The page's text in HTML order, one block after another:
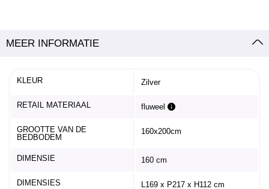
MEER INFORMATIE
KLEUR Zilver
RETAIL MATERIAAL fluweel
GROOTTE VAN DE
BEDBODEM
160x200cm
DIMENSIE 160 cm
DIMENSIES L169 x P217 x H112 cm